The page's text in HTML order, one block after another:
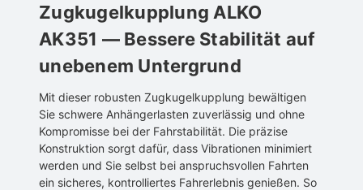
Zugkugelkupplung ALKO
AK351 — Bessere Stabilität auf
unebenem Untergrund
Mit dieser robusten Zugkugelkupplung bewältigen
Sie schwere Anhängerlasten zuverlässig und ohne
Kompromisse bei der Fahrstabilität. Die präzise
Konstruktion sorgt dafür, dass Vibrationen minimiert
werden und Sie selbst bei anspruchsvollen Fahrten
ein sicheres, kontrolliertes Fahrerlebnis genießen. So